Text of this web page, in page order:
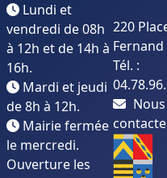
Lundi et
vendredi de 08h
à 12h et de 14h à
16h.
Mardi et jeudi
de 8h à 12h.
Mairie fermée
le mercredi.
Ouverture les
220
Fernand
Tél. :
Nous